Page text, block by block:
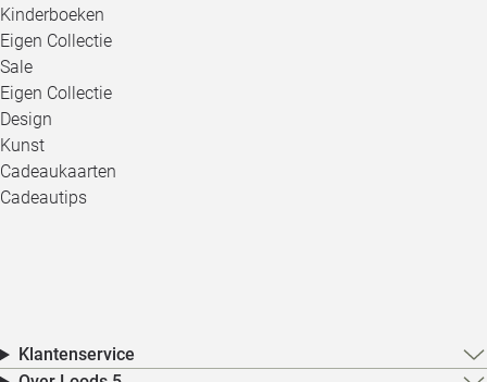
Kinderboeken
Eigen Collectie
Sale
Eigen Collectie
Design
Kunst
Cadeaukaarten
Cadeautips
Klantenservice